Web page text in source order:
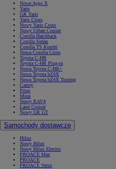
Nowe Aygo X
Yaris
GR Yaris
Yaris Cross
Nowy Yaris Cross
Nowy Urban Cruiser
Corolla Hatchback
Corolla Sedan
Corolla TS Kombi
Nowa Corolla Cross
Toyota C-HR
Toyota C-HR Plug-in
Nowa Toyota C-HR+
Nowa Toyota bZ4X
Nowa Toyota bZ4X Touring
Camry
Prius
Mirai
Nowy RAV4
Land Cruiser
Nowy GR GT
Samochody dostawcze
Hilux
Nowy Hilux
Nowy Hilux Electric
PROACE Max
PROACE
PROACE Verso